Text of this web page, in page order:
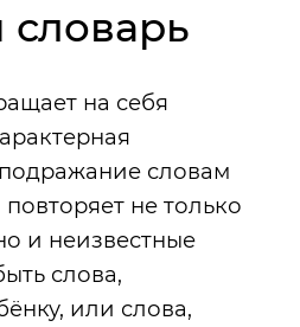
на себя
словам
не только
и неизвестные
слова,
или слова,